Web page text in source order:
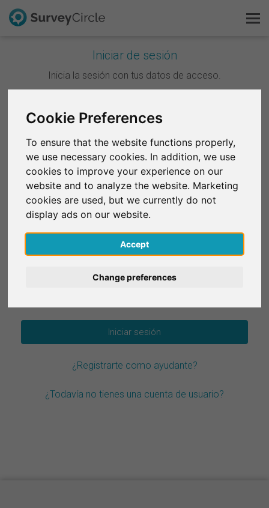
Cookie Preferences
To ensure that the website functions properly,
we use necessary cookies. In addition, we use
cookies to improve your experience on our
website and to analyze the website. Marketing
cookies are used, but we currently do not
display ads on our website.
Accept
Change preferences
Iniciar de sesión
Inicia la sesión con tus datos de acceso.
Continuar con Google
Continuar con Facebook
O
Correo electrónico*
Contraseña*
¿Registrarte como ayudante?
¿Todavía no tienes una cuenta de usuario?
Esto es SurveyCircle
FAQ
Regístrate gratis
English
Deutsch
Italiano